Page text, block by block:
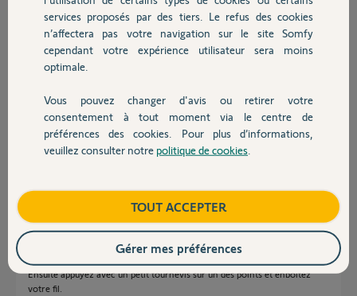
Autres produits
Devis avec un pro
Contact
Visiophone acheté en Novembre 2024.
Merci,
Benoit G.
il y a plus d'un an
Participer au fil de discussion
Réponses
La languette en plastique ne sert qu'a appuyer sur les deux points que j'ai
Ensuite appuyez avec un petit tournevis sur un des points et enboitez
votre fil.
services proposés par des tiers. Le refus des cookies
n’affectera pas votre navigation sur le site Somfy
cependant votre expérience utilisateur sera moins
optimale.
Vous pouvez changer d'avis ou retirer votre
consentement à tout moment via le centre de
préférences des cookies. Pour plus d’informations,
veuillez consulter notre politique de cookies
TOUT ACCEPTER
Gérer mes préférences